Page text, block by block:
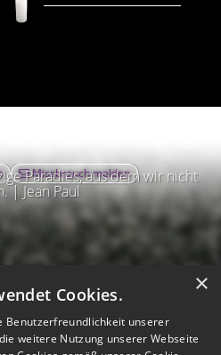
Paradies, aus dem wir nicht
| Jean Paul
Missbrauch melden
×
Cookies.
Benutzerfreundlichkeit unserer
weitere Nutzung unserer Webseite